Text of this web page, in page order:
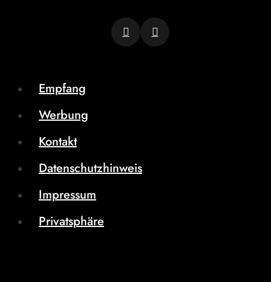
Empfang
Werbung
Kontakt
Datenschutzhinweis
Impressum
Privatsphäre